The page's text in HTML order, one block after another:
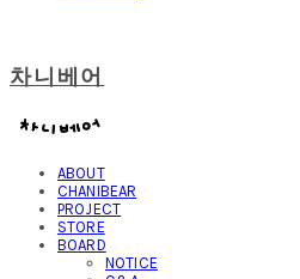
차니베어
ABOUT
CHANIBEAR
PROJECT
STORE
BOARD
NOTICE